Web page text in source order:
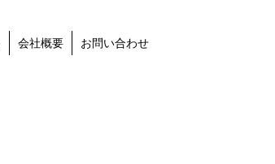
会社概要 お問い合わせ